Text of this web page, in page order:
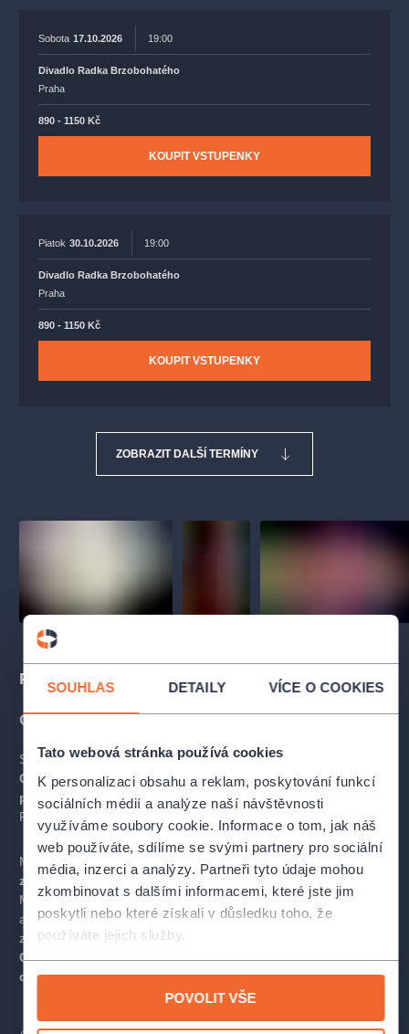
SOUHLAS DETAILY VÍCE O COOKIES
Tato webová stránka používá cookies
K personalizaci obsahu a reklam, poskytování funkcí
sociálních médií a analýze naší návštěvnosti
využíváme soubory cookie. Informace o tom, jak náš
web používáte, sdílíme se svými partnery pro sociální
média, inzerci a analýzy. Partneři tyto údaje mohou
zkombinovat s dalšími informacemi, které jste jim
poskytli nebo které získali v důsledku toho, že
používáte jejich služby.
POVOLIT VŠE
Sobota 17.10.2026 19:00
Divadlo Radka Brzobohatého
Praha
890 - 1150 Kč
KOUPIT VSTUPENKY
Piatok 30.10.2026 19:00
Divadlo Radka Brzobohatého
Praha
890 - 1150 Kč
KOUPIT VSTUPENKY
ZOBRAZIT DALŠÍ TERMÍNY
Popis
O MUZIKÁLU
Strhující životFreddie Mercuryhove 27 hitech kapely
Queen.Velkolepá koncertní show plná špičkových
pěveckých výkonůVám přinese nezapomenutelný zážitek.
Prožijte jeden z největších fenoménů 20. století naživo!
Muzikálje inspirovaný životním příběhem jedné
z největších hudebních osobností 20. století
- Freddiem
Mercurym, nadaný zpěvákem, který si svým jedinečným hlasem
a charismatem získal fanoušky po celém světě a výrazně se
zapsal do hudební historie. Legendárního
QUEEN vynesla jeho genialita na vrchol popularity, ale
dovedla ho i na cestu ke zkáze.
V hlavní roli legendy záříRoman Tomeš, kterého doprovází